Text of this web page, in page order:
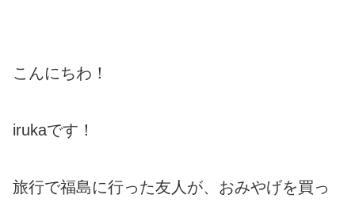
こんにちわ！
irukaです！
旅行で福島に行った友人が、おみやげを買っ